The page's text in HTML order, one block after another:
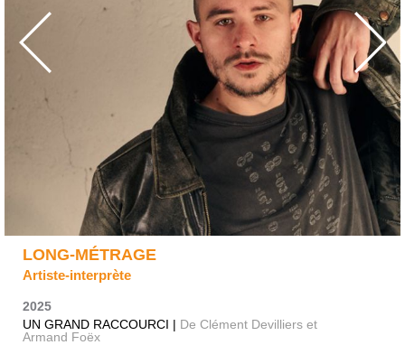
LONG-MÉTRAGE
Artiste-interprète
2025
UN GRAND RACCOURCI | De Clément Devilliers et
Armand Foëx